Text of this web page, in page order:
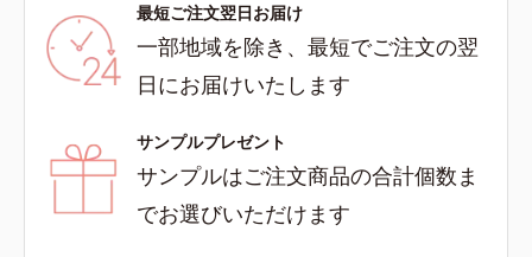
最短ご注文翌日お届け
一部地域を除き、最短でご注文の翌
日にお届けいたします
サンプルプレゼント
サンプルはご注文商品の合計個数ま
でお選びいただけます